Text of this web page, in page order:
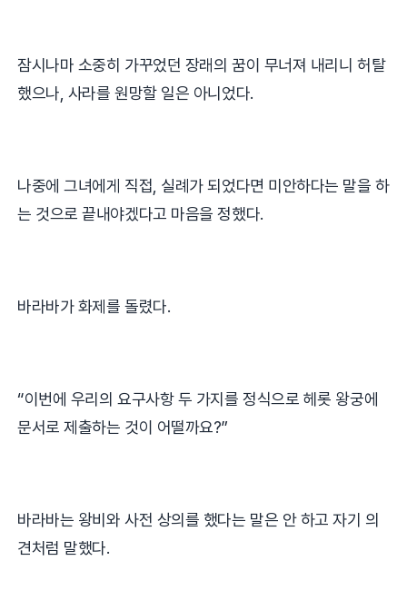
잠시나마 소중히 가꾸었던 장래의 꿈이 무너져 내리니 허탈
했으나 사라를 원망할 일은 아니었다.
나중에 그녀에게 직접 실례가 되었다면 미안하다는 말을 하
는 것으로 끝내야겠다고 마음을 정했다.
바라바가 화제를 돌렸다.
“이번에 우리의 요구사항 두 가지를 정식으로 헤롯 왕궁에
문서로 제출하는 것이 어떨까요?”
바라바는 왕비와 사전 상의를 했다는 말은 안 하고 자기 의
견처럼 말했다.